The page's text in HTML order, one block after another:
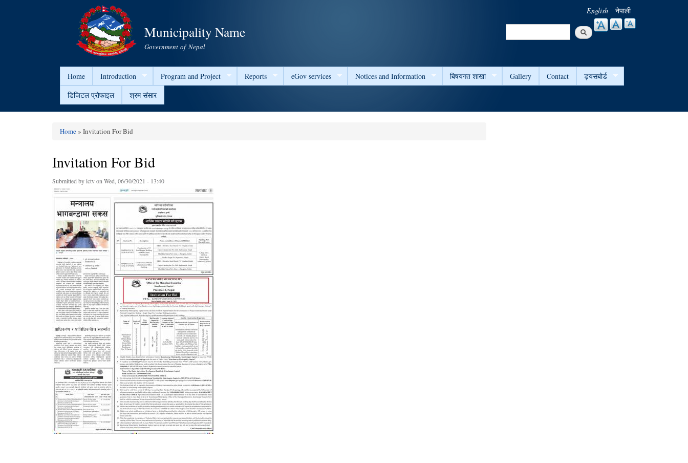
Municipality Name
Government of Nepal
English नेपाली
Search
Home Introduction Program and Project Reports eGov services Notices and Information बिषयगत शाखा Gallery Contact
ड्यसबोर्ड
डिजिटल प्रोफाइल
श्रम संसार
Home» Invitation For Bid
Invitation For Bid
Submitted byictvon Wed, 06/30/2021 - 13:40